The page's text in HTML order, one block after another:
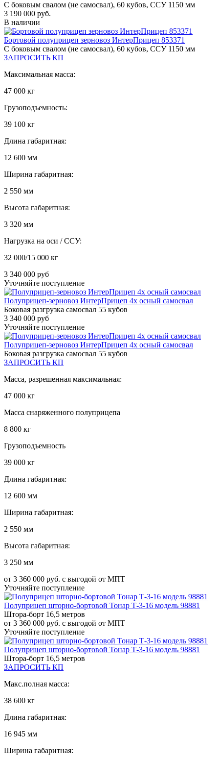
С боковым свалом (не самосвал), 60 кубов, ССУ 1150 мм
3 190 000 руб.
В наличии
Бортовой полуприцеп зерновоз ИнтерПрицеп 853371
С боковым свалом (не самосвал), 60 кубов, ССУ 1150 мм
ЗАПРОСИТЬ КП
Максимальная масса:
47 000 кг
Грузоподъемность:
39 100 кг
Длина габаритная:
12 600 мм
Ширина габаритная:
2 550 мм
Высота габаритная:
3 320 мм
Нагрузка на оси / ССУ:
32 000/15 000 кг
3 340 000 руб
Уточняйте поступление
Полуприцеп-зерновоз ИнтерПрицеп 4х осный самосвал
Боковая разгрузка самосвал 55 кубов
3 340 000 руб
Уточняйте поступление
Полуприцеп-зерновоз ИнтерПрицеп 4х осный самосвал
Боковая разгрузка самосвал 55 кубов
ЗАПРОСИТЬ КП
Масса, разрешенная максимальная:
47 000 кг
Масса снаряженного полуприцепа
8 800 кг
Грузоподъемность
39 000 кг
Длина габаритная:
12 600 мм
Ширина габаритная:
2 550 мм
Высота габаритная:
3 250 мм
от 3 360 000 руб. с выгодой от МПТ
Уточняйте поступление
Полуприцеп шторно-бортовой Тонар Т-3-16 модель 98881
Штора-борт 16,5 метров
от 3 360 000 руб. с выгодой от МПТ
Уточняйте поступление
Полуприцеп шторно-бортовой Тонар Т-3-16 модель 98881
Штора-борт 16,5 метров
ЗАПРОСИТЬ КП
Макс.полная масса:
38 600 кг
Длина габаритная:
16 945 мм
Ширина габаритная: